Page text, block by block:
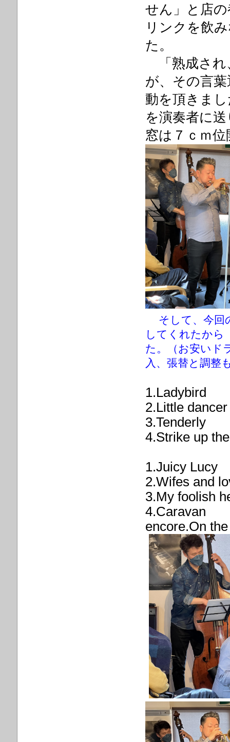
せん」と店
リンクを飲
た。
「熟成され
が、その言
動を頂きま
を演奏者に
窓は７ｃｍ
そして、今回
してくれたから
た。
（お安い
入、張替と調整
1.Ladybird
2.Little dancer
3.Tenderly
4.Strike up
1.Juicy Lucy
2.Wifes and
3.My foolish
4.Caravan
encore.On